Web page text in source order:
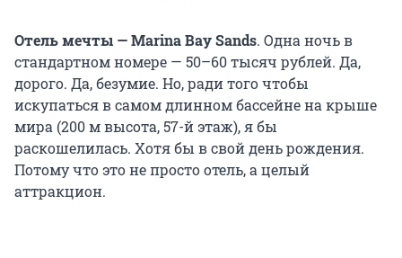
Отель мечты — Marina Bay Sands. Одна ночь в
стандартном номере — 50–60 тысяч рублей. Да,
дорого. Да, безумие. Но, ради того чтобы
искупаться в самом длинном бассейне на крыше
мира (200 м высота, 57-й этаж), я бы
раскошелилась. Хотя бы в свой день рождения.
Потому что это не просто отель, а целый
аттракцион.